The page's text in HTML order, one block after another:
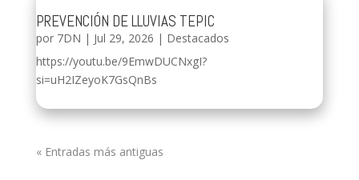
PREVENCIÓN DE LLUVIAS TEPIC
por 7DN | Jul 29, 2026 | Destacados
https://youtu.be/9EmwDUCNxgI?
si=uH2IZeyoK7GsQnBs
« Entradas más antiguas